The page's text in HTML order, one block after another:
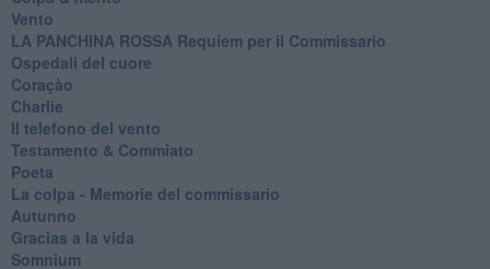
Vento
​LA PANCHINA ROSSA Requiem per il Commissario
Ospedali del cuore
Coraçào
Charlie
Il telefono del vento
Testamento & Commiato
Poeta
​La colpa - Memorie del commissario
Autunno
Gracias a la vida
Somnium